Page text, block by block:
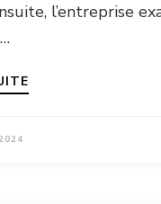
l’entreprise